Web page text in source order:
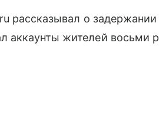
рассказывал о
аккаунты жителей восьми